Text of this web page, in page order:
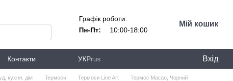
Графік роботи:
Пн-Пт:
10:00-18:00
Мій кошик
Контакти УКРrus Вхід
кухня, дім Термоси Термоси Line Art Термос Macao, Чорний